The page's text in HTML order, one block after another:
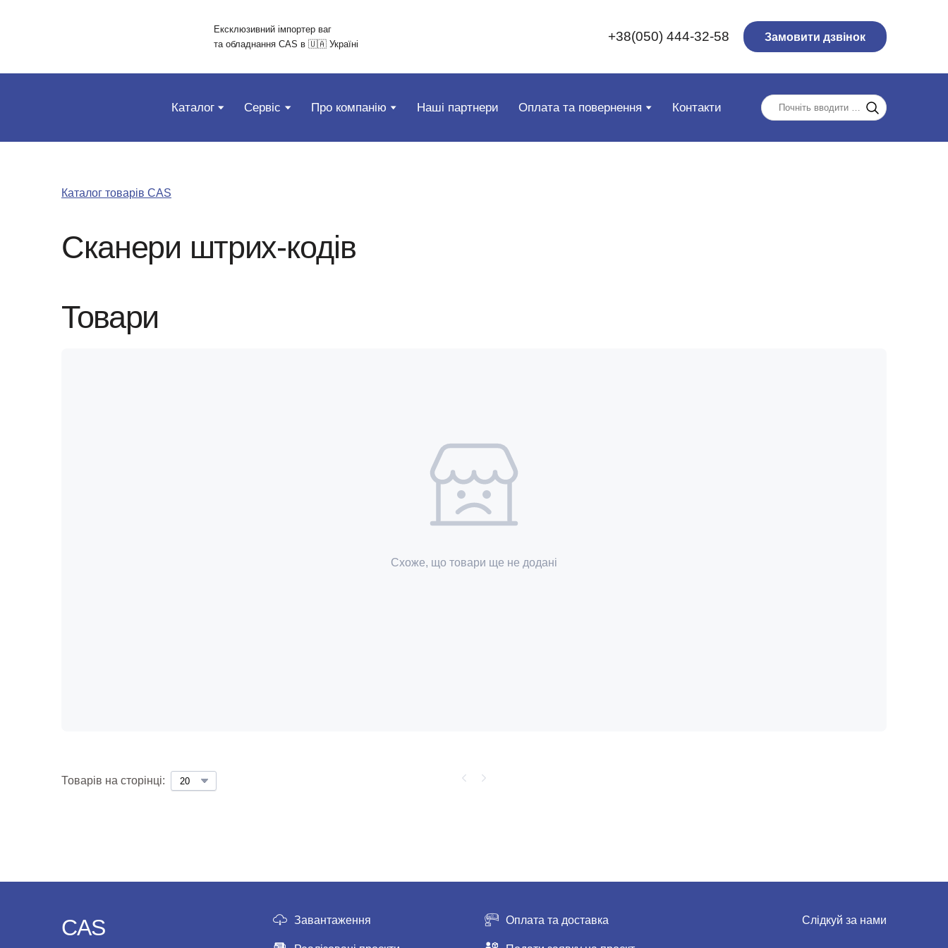
Ексклюзивний імпортер ваг
та обладнання CAS в 🇺🇦 Україні
+38(050) 444-32-58 Замовити дзвінок
Каталог Сервіс Про компанію Наші партнери Оплата та повернення Контакти
Каталог товарів CAS
Сканери штрих-кодів
Товари
Схоже, що товари ще не додані
Товарів на сторінці:
CAS Завантаження Оплата та доставка Слідкуй за нами